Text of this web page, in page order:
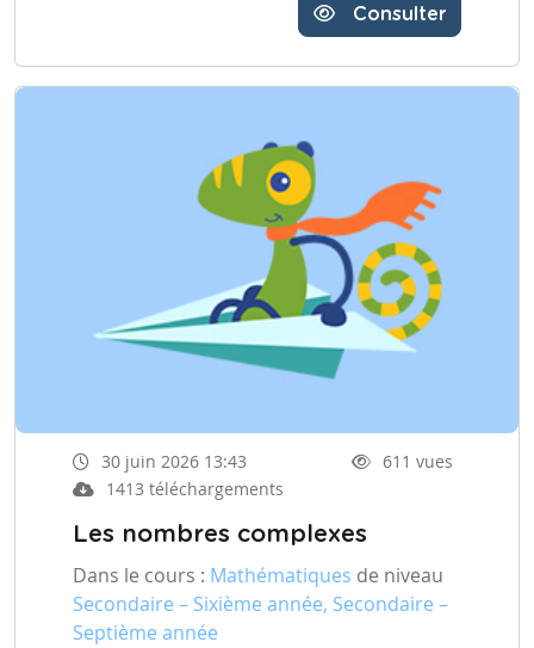
Consulter
30 juin 2026 13:43
611 vues
1413 téléchargements
Les nombres complexes
Dans le cours : Mathématiques de niveau
Secondaire – Sixième année, Secondaire –
Septième année